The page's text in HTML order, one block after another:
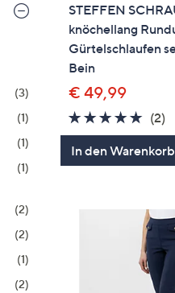
(3)
(1)
(1)
(1)
(2)
(2)
(1)
(2)
STEFFEN
knöchellang
Gürtelschlaufen
Bein
€ 49,99
5.0
von
5
(2)2
In den Warenkorb